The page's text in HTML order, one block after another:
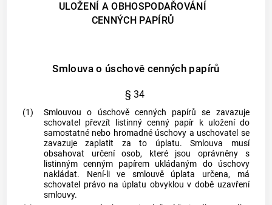
ULOŽENÍ A OBHOSPODAŘOVÁNÍ
CENNÝCH PAPÍRŮ
Smlouva o úschově cenných papírů
§ 34
(1) Smlouvou o úschově cenných papírů se zavazuje
schovatel převzít listinnýcenný papír k uložení do
samostatné nebo hromadné úschovy a uschovatel se
zavazuje zaplatit za to úplatu. Smlouva musí
obsahovat určení osob, které jsou oprávněny s
listinnýmcenným papírem ukládaným do úschovy
nakládat. Není-li ve smlouvě úplata určena, má
schovatel právo na úplatu obvyklou v době uzavření
smlouvy.